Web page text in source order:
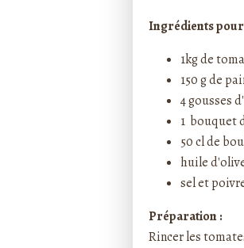
Ingrédients
1kg de
150 g de
4 gousses
1 bouquet
50 cl de
huile
sel et
Préparation :
Rincer les